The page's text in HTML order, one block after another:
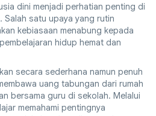
dini menjadi perhatian penting di
Salah satu upaya yang rutin
kebiasaan menabung kepada
hidup hemat dan
secara sederhana namun penuh
uang tabungan dari rumah
bersama guru di sekolah. Melalui
memahami pentingnya